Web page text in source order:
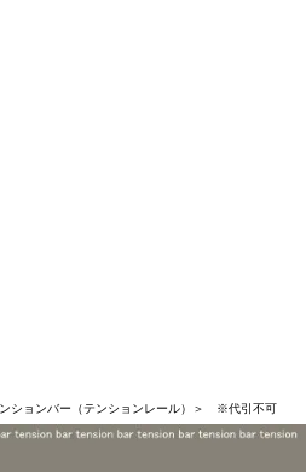
ションバー（テンションレール）＞ ※代引不可